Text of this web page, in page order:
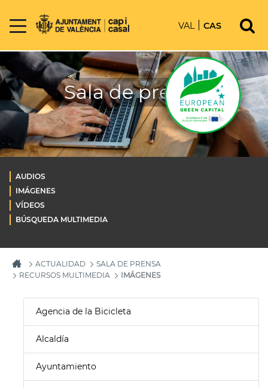
VAL CAS
Sala de prensa
AUDIOS
IMÁGENES
VÍDEOS
BÚSQUEDA MULTIMEDIA
ACTUALIDAD
SALA DE PRENSA
RECURSOS MULTIMEDIA
IMÁGENES
Agencia de la Bicicleta
Alcaldía
Ayuntamiento